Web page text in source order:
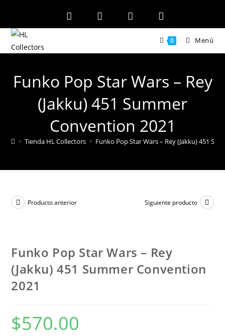
contenido
0 Menú
Funko Pop Star Wars – Rey
(Jakku) 451 Summer
Convention 2021
> Tienda HL Collectors > Funko Pop Star Wars – Rey (Jakku) 451
Producto anterior Siguiente producto
Funko Pop Star Wars – Rey
(Jakku) 451 Summer Convention
2021
$570.00